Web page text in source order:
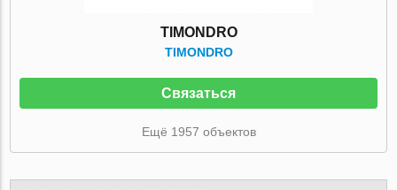
TIMONDRO
TIMONDRO
Связаться
Ещё 1957 объектов